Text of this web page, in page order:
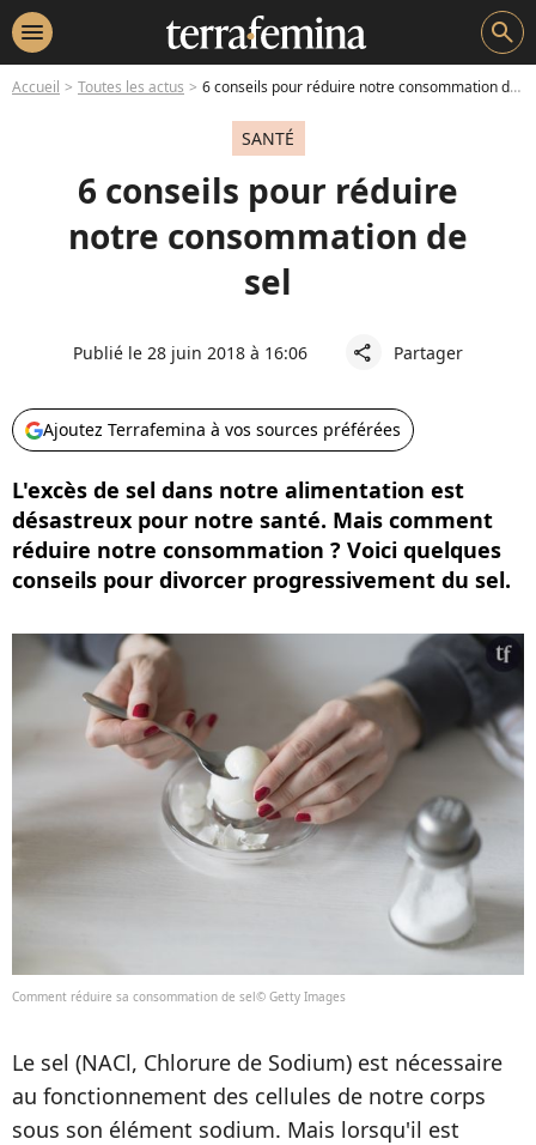
menu search
Accueil Toutes les actus 6 conseils pour réduire notre consommation de sel
SANTÉ
6 conseils pour réduire
notre consommation de
sel
Publié le 28 juin 2018 à 16:06 share Partager
Ajoutez Terrafemina à vos sources préférées
L'excès de sel dans notre alimentation est
désastreux pour notre santé. Mais comment
réduire notre consommation ? Voici quelques
conseils pour divorcer progressivement du sel.
Comment réduire sa consommation de sel© Getty Images
Le sel (NACl, Chlorure de Sodium) est nécessaire
au fonctionnement des cellules de notre corps
sous son élément sodium. Mais lorsqu'il est